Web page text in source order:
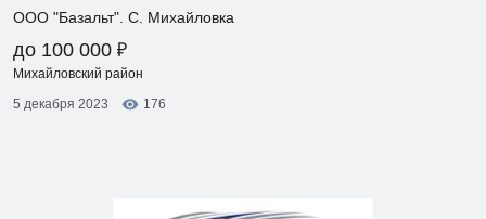
ООО "Базальт". С. Михайловка
до 100 000 ₽
Михайловский район
5 декабря 2023
176